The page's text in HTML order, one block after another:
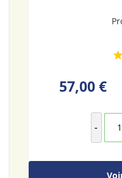
57,00 €
-